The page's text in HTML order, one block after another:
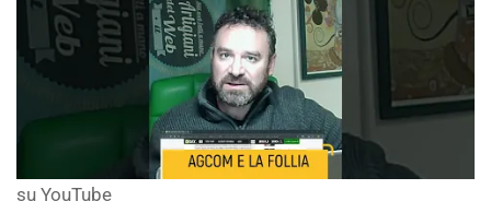
su YouTube